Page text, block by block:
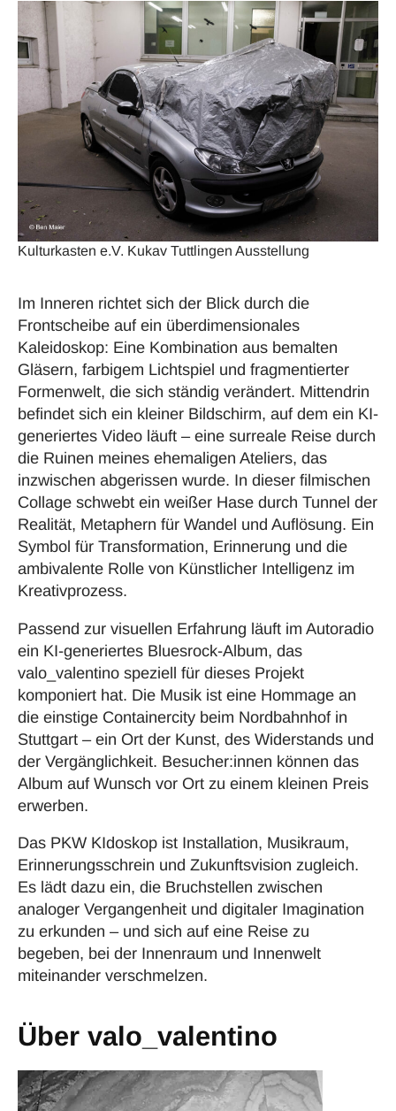
Kulturkasten e.V. Kukav Tuttlingen Ausstellung
Im Inneren richtet sich der Blick durch die
Frontscheibe auf ein überdimensionales
Kaleidoskop: Eine Kombination aus bemalten
Gläsern, farbigem Lichtspiel und fragmentierter
Formenwelt, die sich ständig verändert. Mittendrin
befindet sich ein kleiner Bildschirm, auf dem ein KI-
generiertes Video läuft – eine surreale Reise durch
die Ruinen meines ehemaligen Ateliers, das
inzwischen abgerissen wurde. In dieser filmischen
Collage schwebt ein weißer Hase durch Tunnel der
Realität, Metaphern für Wandel und Auflösung. Ein
Symbol für Transformation, Erinnerung und die
ambivalente Rolle von Künstlicher Intelligenz im
Kreativprozess.
Passend zur visuellen Erfahrung läuft im Autoradio
ein KI-generiertes Bluesrock-Album, das
valo_valentino speziell für dieses Projekt
komponiert hat. Die Musik ist eine Hommage an
die einstige Containercity beim Nordbahnhof in
Stuttgart – ein Ort der Kunst, des Widerstands und
der Vergänglichkeit. Besucher:innen können das
Album auf Wunsch vor Ort zu einem kleinen Preis
erwerben.
Das PKW KIdoskop ist Installation, Musikraum,
Erinnerungsschrein und Zukunftsvision zugleich.
Es lädt dazu ein, die Bruchstellen zwischen
analoger Vergangenheit und digitaler Imagination
zu erkunden – und sich auf eine Reise zu
begeben, bei der Innenraum und Innenwelt
miteinander verschmelzen.
Über valo_valentino